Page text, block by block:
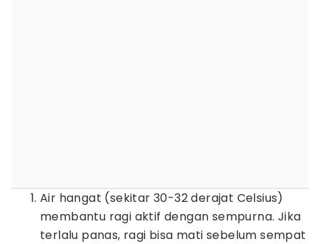
Air hangat (sekitar 30-32 derajat Celsius)
membantu ragi aktif dengan sempurna. Jika
terlalu panas, ragi bisa mati sebelum sempat